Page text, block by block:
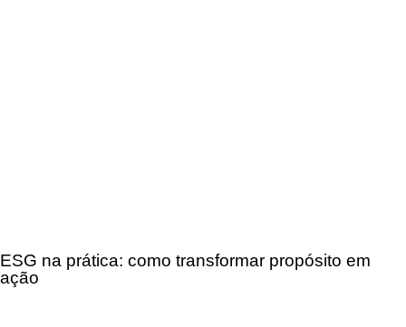
ESG na prática: como transformar propósito em
ação